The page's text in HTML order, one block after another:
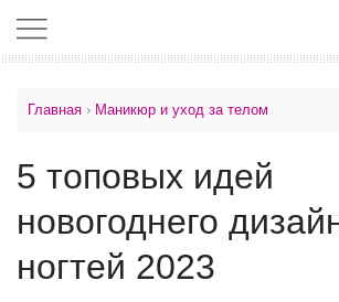
Главная › Маникюр и уход за телом
5 топовых идей
новогоднего
ногтей 2023